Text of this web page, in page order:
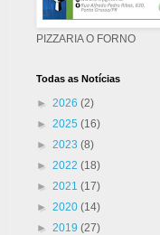
PIZZARIA O FORNO
Todas as Notícias
► 2026 (2)
► 2025 (16)
► 2023 (8)
► 2022 (18)
► 2021 (17)
► 2020 (14)
► 2019 (27)